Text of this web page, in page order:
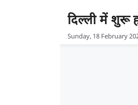
दिल्ली में शुरू
Sunday, 18 February